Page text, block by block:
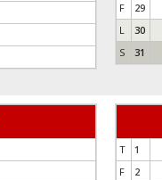
F
29
L
30
S
31
T
1
F
2